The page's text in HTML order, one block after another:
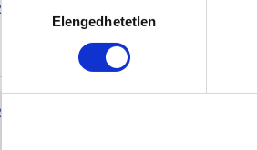
kiválasztásaElengedhetetlen
ROOM STANDARD
Félpanzió